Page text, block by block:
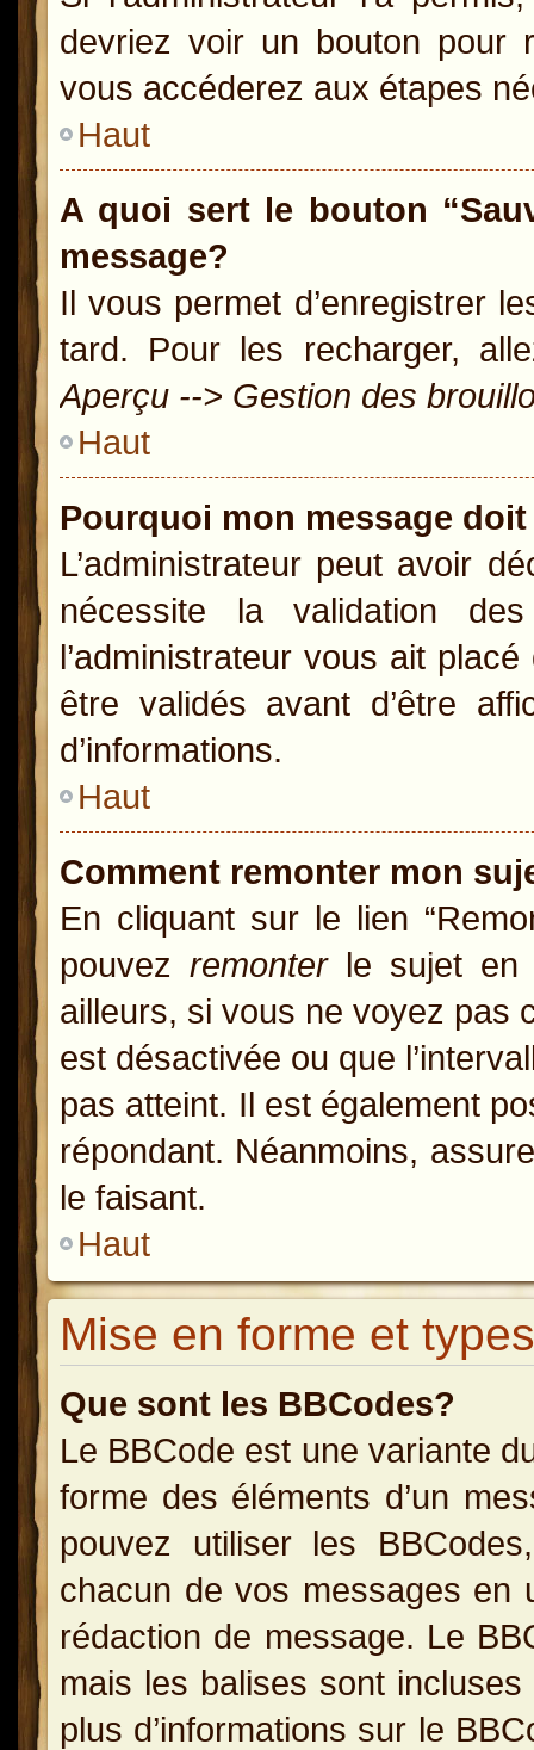
devriez voir un bouton pour
vous accéderez aux étapes
Haut
A quoi sert le bouton
message?
Il vous permet d’enregistrer
tard. Pour les recharger,
Aperçu --> Gestion des
Haut
Pourquoi mon message
L’administrateur peut avoir
nécessite la validation
l’administrateur vous ait
être validés avant d’être
d’informations.
Haut
Comment remonter mon
En cliquant sur le lien
pouvez remonterle sujet en
ailleurs, si vous ne voyez pas
est désactivée ou que
pas atteint. Il est également
répondant. Néanmoins,
le faisant.
Haut
Mise en forme et
Que sont les BBCodes?
Le BBCode est une variante
forme des éléments d’un
pouvez utiliser les
chacun de vos messages en
rédaction de message. Le
mais les balises sont
plus d’informations sur le